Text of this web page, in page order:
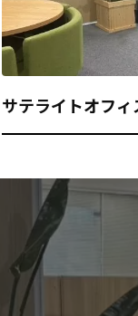
サテライトオフィ